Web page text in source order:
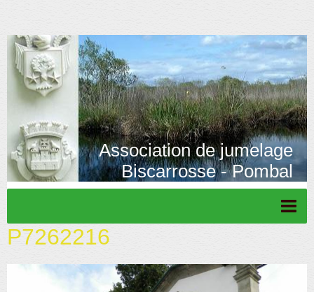
Association de jumelage
Biscarrosse - Pombal
Page d'accueil
Actu/News
P7262216